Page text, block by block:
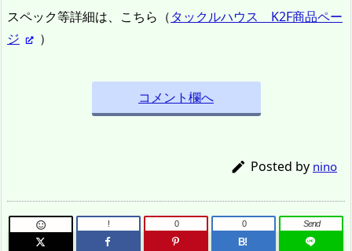
スペック等詳細は、こちら（タックルハウス K2F商品ペー
ジ
）
コメント欄へ
 Posted by nino
 ! 0
B!
0 Send